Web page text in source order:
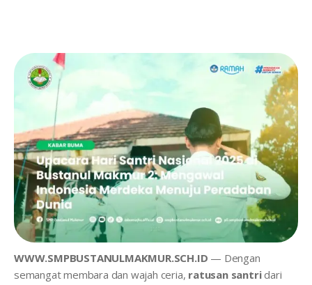
WWW.SMPBUSTANULMAKMUR.SCH.ID — Dengan
semangat membara dan wajah ceria, ratusan santridari